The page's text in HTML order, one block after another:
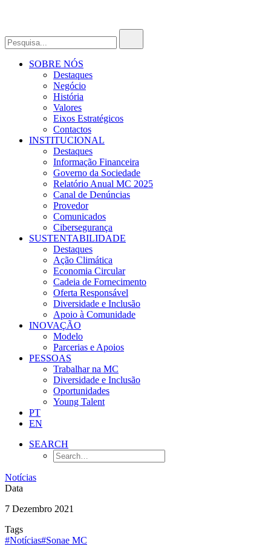
SOBRE NÓS
Destaques
Negócio
História
Valores
Eixos Estratégicos
Contactos
INSTITUCIONAL
Destaques
Informação Financeira
Governo da Sociedade
Relatório Anual MC 2025
Canal de Denúncias
Provedor
Comunicados
Cibersegurança
SUSTENTABILIDADE
Destaques
Ação Climática
Economia Circular
Cadeia de Fornecimento
Oferta Responsável
Diversidade e Inclusão
Apoio à Comunidade
INOVAÇÃO
Modelo
Parcerias e Apoios
PESSOAS
Trabalhar na MC
Diversidade e Inclusão
Oportunidades
Young Talent
PT
EN
SEARCH
Notícias
Data
7 Dezembro 2021
Tags
#Notícias#Sonae MC